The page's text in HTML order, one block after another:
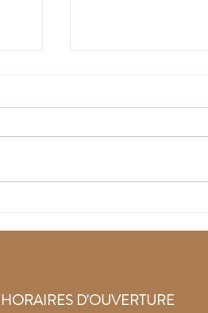
HORAIRES D'OUVERTURE